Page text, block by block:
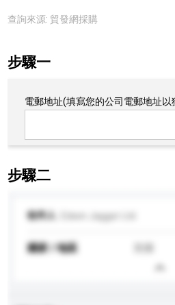
查詢來源: 貿發網採購
步驟一
電郵地址(填寫您的公司電郵地址
步驟二
收件人 Edwin Jagger Ltd.
國家 / 地區